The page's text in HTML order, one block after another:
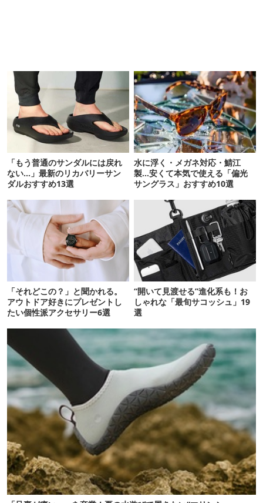
「もう普通のサンダルには戻れ
ない…」最新のリカバリーサン
ダルおすすめ13選
水に浮く・メガネ対応・鯖江
製…安くて本気で使える「偏光
サングラス」おすすめ10選
「それどこの？」と聞かれる。
アウトドア好きにプレゼントし
たい個性派アクセサリー6選
“開いて見渡せる”進化系も！お
しゃれな「最旬サコッシュ」19
選